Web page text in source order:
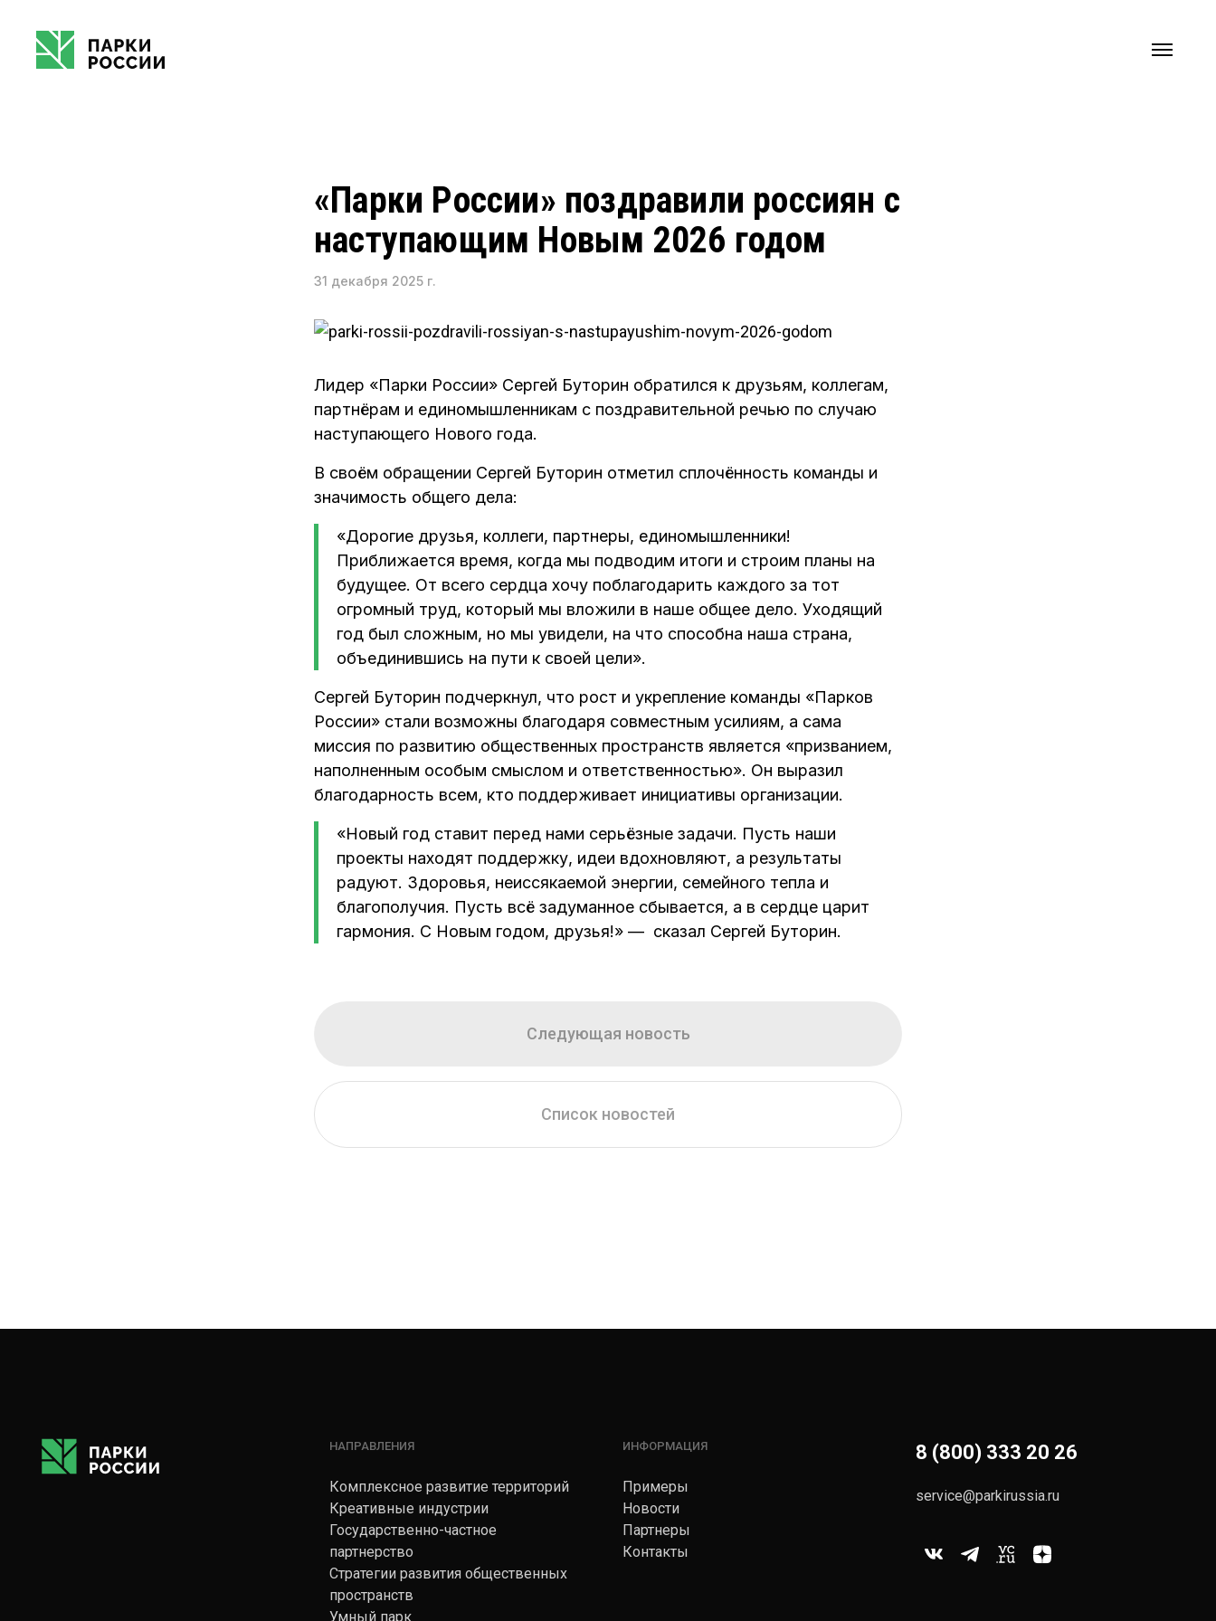
КОМПЛЕКСНОЕ РАЗВИТИЕ
КРЕАТИВНЫЕ ИНДУСТРИИ
РЕКЛАМНЫЕ ИНТЕГРАЦИИ
ПРИМЕРЫ
НОВОСТИ
КОНТАКТЫ
8 (800) 333 20 26
service@parkirussia.ru
«Парки России» поздравили россиян с
наступающим Новым 2026 годом
31 декабря 2025 г.
Лидер «Парки России» Сергей Буторин обратился к друзьям, коллегам,
партнёрам и единомышленникам с поздравительной речью по случаю
наступающего Нового года.
В своём обращении Сергей Буторин отметил сплочённость команды и
значимость общего дела:
«Дорогие друзья, коллеги, партнеры, единомышленники!
Приближается время, когда мы подводим итоги и строим планы на
будущее. От всего сердца хочу поблагодарить каждого за тот
огромный труд, который мы вложили в наше общее дело. Уходящий
год был сложным, но мы увидели, на что способна наша страна,
объединившись на пути к своей цели».
Сергей Буторин подчеркнул, что рост и укрепление команды «Парков
России» стали возможны благодаря совместным усилиям, а сама
миссия по развитию общественных пространств является «призванием,
наполненным особым смыслом и ответственностью». Он выразил
благодарность всем, кто поддерживает инициативы организации.
«Новый год ставит перед нами серьёзные задачи. Пусть наши
проекты находят поддержку, идеи вдохновляют, а результаты
радуют. Здоровья, неиссякаемой энергии, семейного тепла и
благополучия. Пусть всё задуманное сбывается, а в сердце царит
гармония. С Новым годом, друзья!» — сказал Сергей Буторин.
Следующая новость
Список новостей
НАПРАВЛЕНИЯ
Комплексное развитие территорий
Креативные индустрии
Государственно-частное
партнерство
Стратегии развития общественных
пространств
Умный парк
ИНФОРМАЦИЯ
Примеры
Новости
Партнеры
Контакты
8 (800) 333 20 26
service@parkirussia.ru